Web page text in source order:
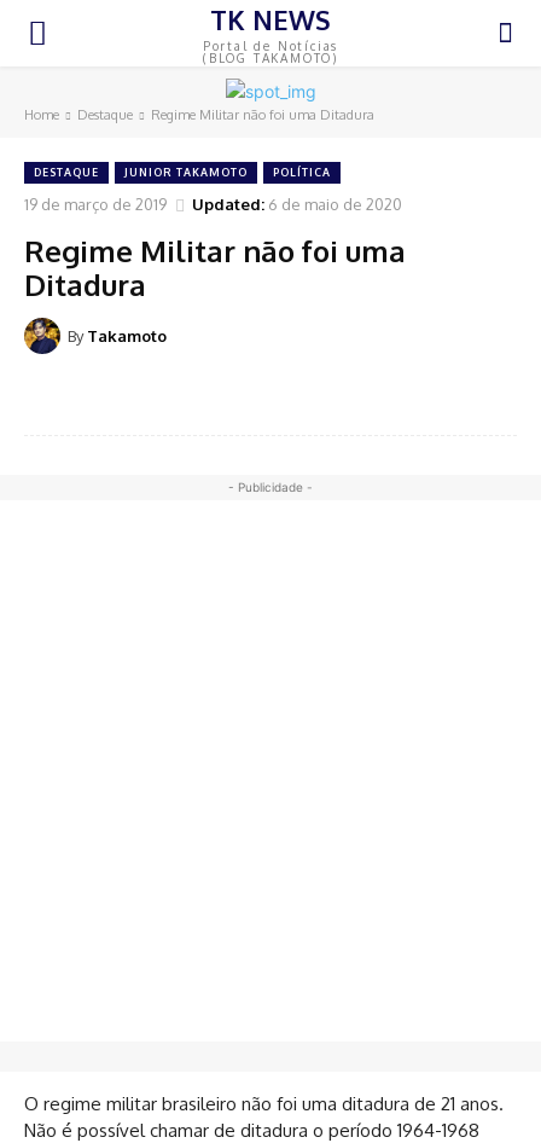
TK NEWS
Portal de Notícias
(BLOG TAKAMOTO)
Home Destaque Regime Militar não foi uma Ditadura
DESTAQUE JUNIOR TAKAMOTO POLÍTICA
19 de março de 2019 Updated: 6 de maio de 2020
Regime Militar não foi uma
Ditadura
By Takamoto
- Publicidade -
O regime militar brasileiro não foi uma ditadura de 21 anos.
Não é possível chamar de ditadura o período 1964-1968